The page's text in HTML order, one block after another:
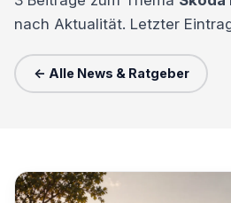
nach Aktualität. Letzter
← Alle News & Ratgeber